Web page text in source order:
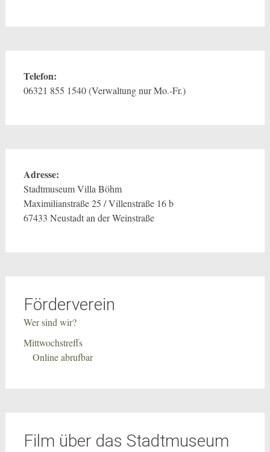
Telefon:
06321 855 1540 (Verwaltung nur Mo.-Fr.)
Adresse:
Stadtmuseum Villa Böhm
Maximilianstraße 25 / Villenstraße 16 b
67433 Neustadt an der Weinstraße
Förderverein
Wer sind wir?
Mittwochstreffs
Online abrufbar
Film über das Stadtmuseum